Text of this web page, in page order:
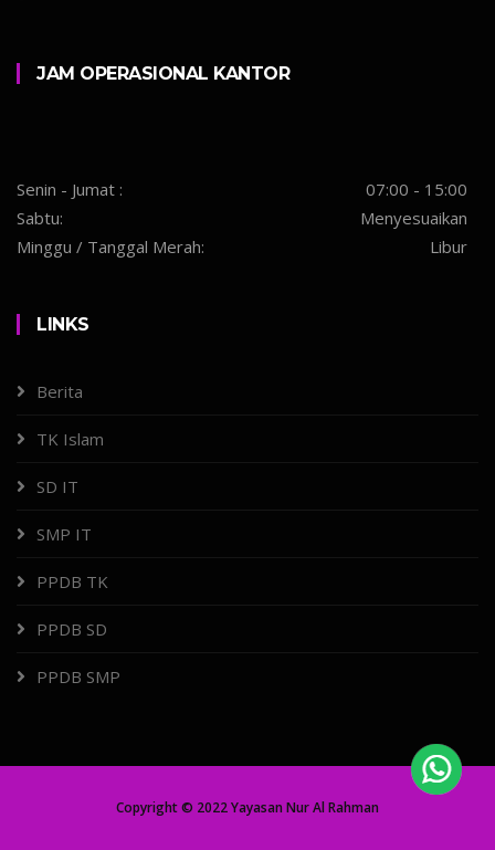
JAM OPERASIONAL KANTOR
Senin - Jumat :
07:00 - 15:00
Sabtu:
Menyesuaikan
Minggu / Tanggal Merah:
Libur
LINKS
Berita
TK Islam
SD IT
SMP IT
PPDB TK
PPDB SD
PPDB SMP
Copyright © 2022 Yayasan Nur Al Rahman